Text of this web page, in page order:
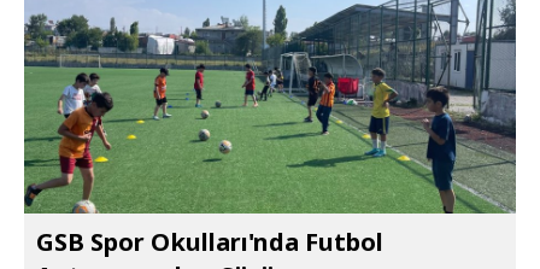
GSB Spor Okulları'nda Futbol